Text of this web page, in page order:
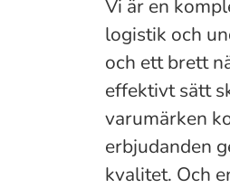
Vi är en
logistik och
och ett brett
effektivt sätt
varumärken
erbjudanden
kvalitet. Och